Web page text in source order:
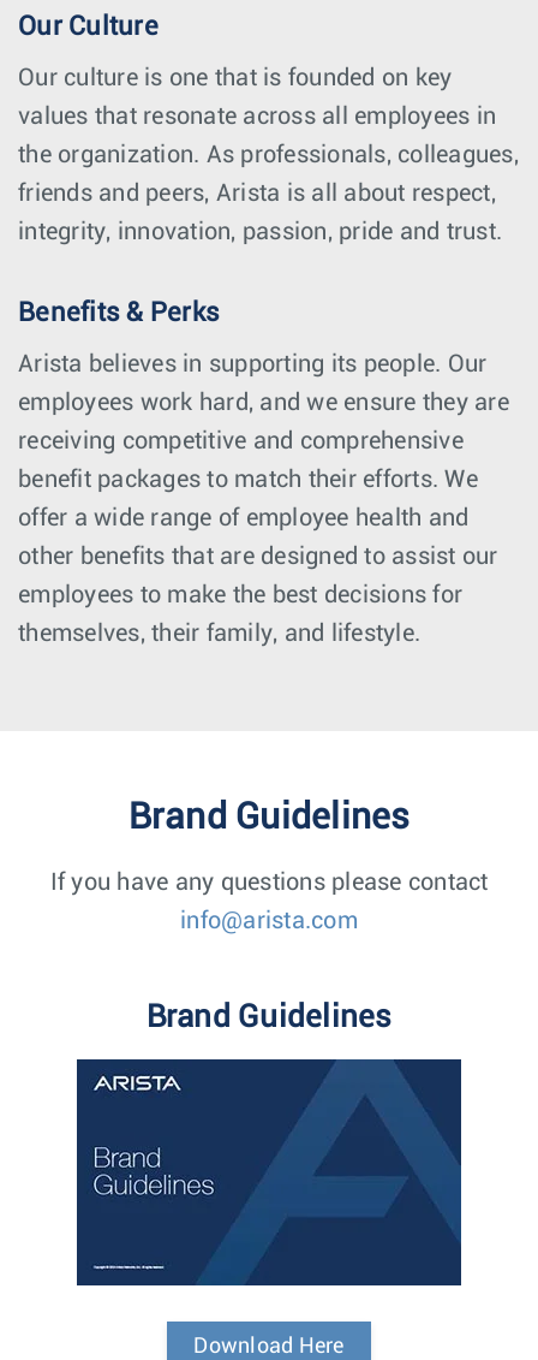
Our Culture
Our culture is one that is founded on key
values that resonate across all employees in
the organization. As professionals, colleagues,
friends and peers, Arista is all about respect,
integrity, innovation, passion, pride and trust.
Benefits & Perks
Arista believes in supporting its people. Our
employees work hard, and we ensure they are
receiving competitive and comprehensive
benefit packages to match their efforts. We
offer a wide range of employee health and
other benefits that are designed to assist our
employees to make the best decisions for
themselves, their family, and lifestyle.
Brand Guidelines
If you have any questions please contact
info@arista.com
Brand Guidelines
Download Here